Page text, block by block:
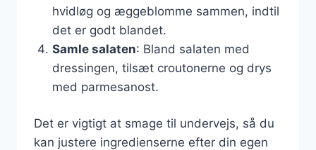
hvidløg og æggeblomme sammen, indtil
det er godt blandet.
Samle salaten: Bland salaten med
dressingen, tilsæt croutonerne og drys
med parmesanost.
Det er vigtigt at smage til undervejs, så du
kan justere ingredienserne efter din egen